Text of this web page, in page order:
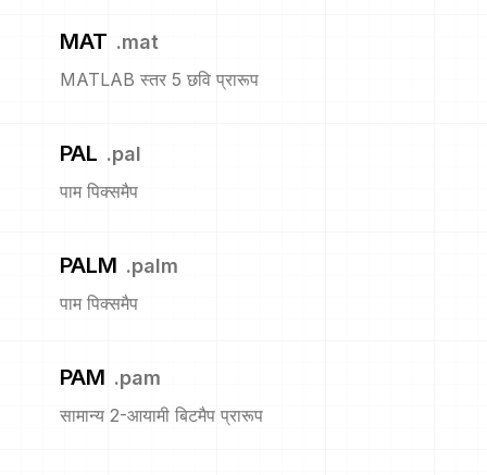
MAT .mat
MATLAB स्तर 5 छवि प्रारूप
PAL .pal
पाम पिक्समैप
PALM .palm
पाम पिक्समैप
PAM .pam
सामान्य 2-आयामी बिटमैप प्रारूप